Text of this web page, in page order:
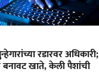
रडारवर अधिकारी;
खाते, केली पैशांची